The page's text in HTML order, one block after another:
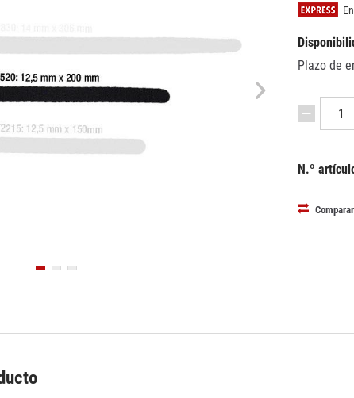
Plazo de
N.º
Comparar